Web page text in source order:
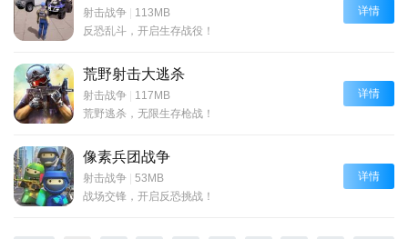
射击战争
113MB
反恐乱斗，开启生存战役！
详情
荒野射击大逃杀
射击战争
117MB
荒野逃杀，无限生存枪战！
详情
像素兵团战争
射击战争
53MB
战场交锋，开启反恐挑战！
详情